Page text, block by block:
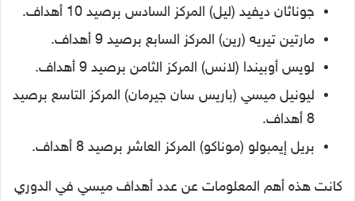
جوناثان ديفيد (ليل) المركز السادس برصيد 10 أهداف.
مارتين تيريه (رين) المركز السابع برصيد 9 أهداف.
لويس أوبيندا (لانس) المركز الثامن برصيد 9 أهداف.
ليونيل ميسي (باريس سان جيرمان) المركز التاسع برصيد
8 أهداف.
بريل إيمبولو (موناكو) المركز العاشر برصيد 8 أهداف.
كانت هذه أهم المعلومات عن عدد أهداف ميسي في الدوري